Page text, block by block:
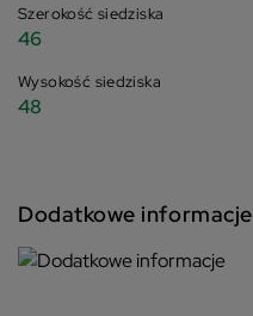
Szerokość siedziska
46
Wysokość siedziska
48
Dodatkowe informacje